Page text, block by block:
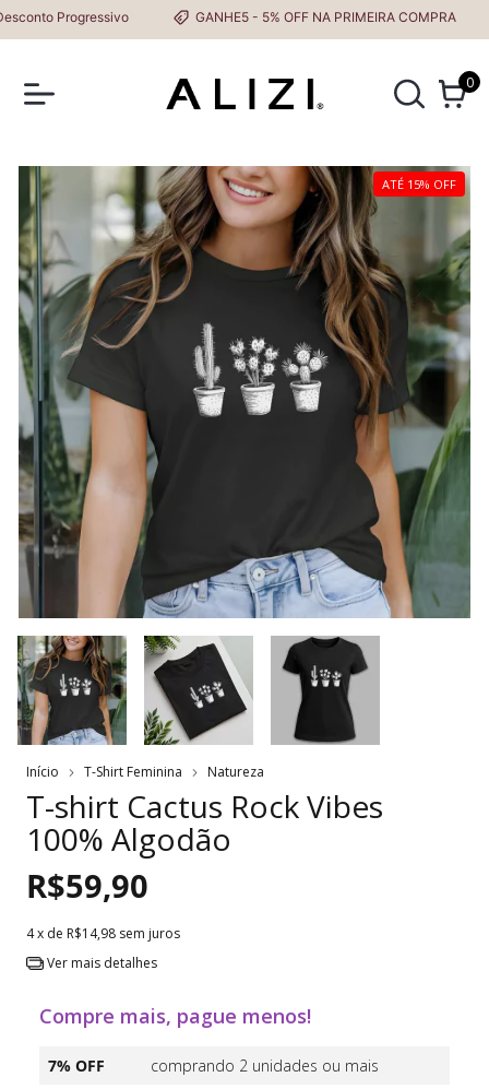
Progressivo GANHE5 - 5% OFF NA PRIMEIRA COMPRA
0
ATÉ 15% OFF
Início T-Shirt Feminina Natureza
T-shirt Cactus Rock Vibes
100% Algodão
R$59,90
4x de R$14,98 sem juros
Ver mais detalhes
Compre mais, pague menos!
7% OFF
comprando 2 unidades ou mais